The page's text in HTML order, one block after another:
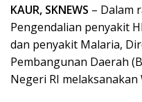
KAUR, SKNEWS – Dalam
Pengendalian penyakit
dan penyakit Malaria,
Pembangunan Daerah
Negeri RI